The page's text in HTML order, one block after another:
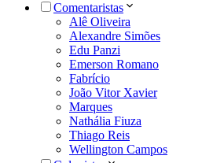
Comentaristas
Alê Oliveira
Alexandre Simões
Edu Panzi
Emerson Romano
Fabrício
João Vitor Xavier
Marques
Nathália Fiuza
Thiago Reis
Wellington Campos